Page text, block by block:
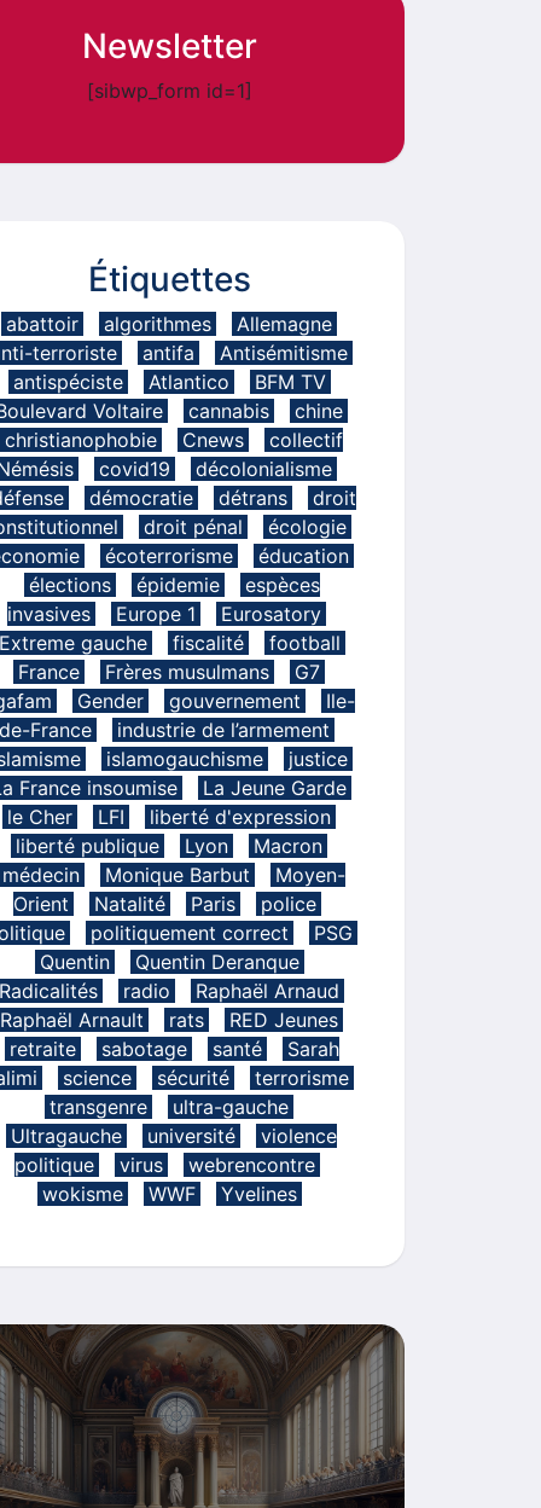
Newsletter
[sibwp_form id=1]
Étiquettes
abattoir algorithmes
Allemagne
terroriste
antifa
Antisémitisme
antispéciste
Atlantico
BFM TV
Voltaire
cannabis
chine
christianophobie
Cnews
collectif
covid19
décolonialisme
démocratie détrans
droit
droit pénal
écologie
écoterrorisme
éducation
élections
épidemie
espèces
invasives
Europe 1
Eurosatory
gauche
fiscalité
football
France
Frères musulmans
G7
Gender gouvernement
Ile-
de-France
industrie de l’armement
islamogauchisme
justice
France insoumise
La Jeune Garde
le Cher
LFI
liberté d'expression
liberté publique
Lyon
Macron
médecin
Monique Barbut
Moyen-
Orient
Natalité Paris
police
politiquement correct
PSG
Quentin
Quentin Deranque
Radicalités
radio
Raphaël Arnaud
Raphaël Arnault
rats
RED Jeunes
retraite
sabotage santé
Sarah
science sécurité
terrorisme
transgenre
ultra-gauche
Ultragauche
université
violence
politique
virus
webrencontre
wokisme
WWF Yvelines